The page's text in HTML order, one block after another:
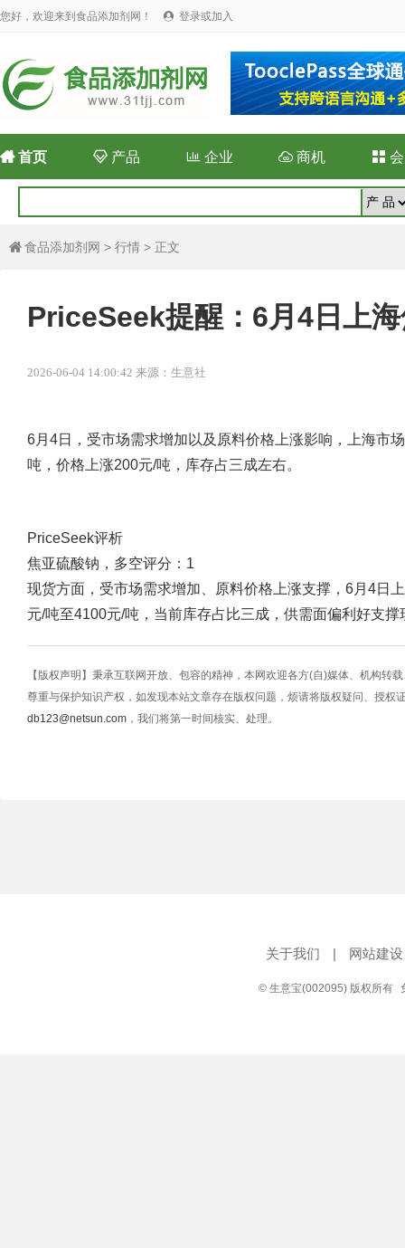
您好，欢迎来到食品添加剂网！  登录或加入
首页 产品 企业  商机 
 食品添加剂网 > 行情 > 正文
PriceSeek提醒：6月4日上
2026-06-04 14:00:42 来源：生意社
6月4日，受市场需求增加以及原料价格上涨影响，上海市
吨，价格上涨200元/吨，库存占三成左右。
PriceSeek评析
焦亚硫酸钠，多空评分：1
现货方面，受市场需求增加、原料价格上涨支撑，6月4日
元/吨至4100元/吨，当前库存占比三成，供需面偏利好支撑
【版权声明】秉承互联网开放、包容的精神，本网欢迎各方(自)媒体、机构转
尊重与保护知识产权，如发现本站文章存在版权问题，烦请将版权疑问、授权
db123@netsun.com ，我们将第一时间核实、处理。
关于我们 | 网站建设
© 生意宝(002095) 版权所有